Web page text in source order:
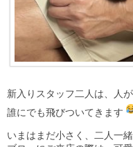
新入りスタッフ二人は、人
誰にでも飛びついてきます
いまはまだ小さく、二人一